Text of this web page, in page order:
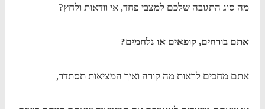
מה סוג התגובה שלכם למצבי פחד, אי וודאות ולחץ?
אתם בורחים, קופאים או נלחמים?
אתם מחכים לראות מה קורה ואיך המציאות תסתדר,